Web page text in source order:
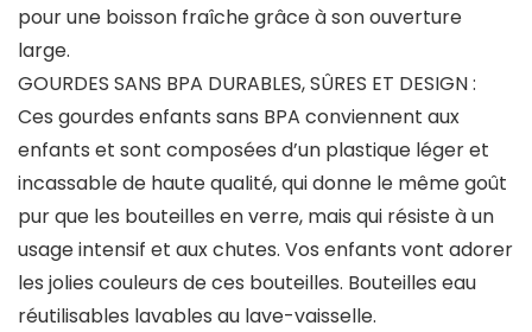
pour une boisson fraîche grâce à son ouverture
large.
GOURDES SANS BPA DURABLES, SÛRES ET DESIGN :
Ces gourdes enfants sans BPA conviennent aux
enfants et sont composées d’un plastique léger et
incassable de haute qualité, qui donne le même goût
pur que les bouteilles en verre, mais qui résiste à un
usage intensif et aux chutes. Vos enfants vont adorer
les jolies couleurs de ces bouteilles. Bouteilles eau
réutilisables lavables au lave-vaisselle.